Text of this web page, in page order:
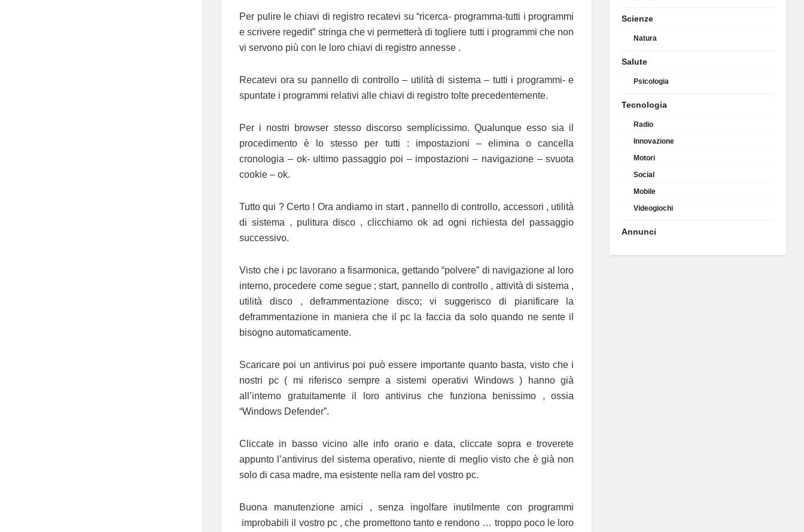
Per pulire le chiavi di registro recatevi su “ricerca- programma-tutti i programmi
e scrivere regedit” stringa che vi permetterà di togliere tutti i programmi che non
vi servono più con le loro chiavi di registro annesse .
Recatevi ora su pannello di controllo – utilità di sistema – tutti i programmi- e
spuntate i programmi relativi alle chiavi di registro tolte precedentemente.
Per i nostri browser stesso discorso semplicissimo. Qualunque esso sia il
procedimento è lo stesso per tutti : impostazioni – elimina o cancella
cronologia – ok- ultimo passaggio poi – impostazioni – navigazione – svuota
cookie – ok.
Tutto qui ? Certo ! Ora andiamo in start , pannello di controllo, accessori , utilità
di sistema , pulitura disco , clicchiamo ok ad ogni richiesta del passaggio
successivo.
Visto che i pc lavorano a fisarmonica, gettando “polvere” di navigazione al loro
interno, procedere come segue ; start, pannello di controllo , attività di sistema ,
utilità disco , deframmentazione disco; vi suggerisco di pianificare la
deframmentazione in maniera che il pc la faccia da solo quando ne sente il
bisogno automaticamente.
Scaricare poi un antivirus poi può essere importante quanto basta, visto che i
nostri pc ( mi riferisco sempre a sistemi operativi Windows ) hanno già
all’interno gratuitamente il loro antivirus che funziona benissimo , ossia
“Windows Defender”.
Cliccate in basso vicino alle info orario e data, cliccate sopra e troverete
appunto l’antivirus del sistema operativo, niente di meglio visto che è già non
solo di casa madre, ma esistente nella ram del vostro pc.
Buona manutenzione amici , senza ingolfare inutilmente con programmi
improbabili il vostro pc , che promettono tanto e rendono … troppo poco le loro
Scienze
Natura
Salute
Psicologia
Tecnologia
Radio
Innovazione
Motori
Social
Mobile
Videogiochi
Annunci